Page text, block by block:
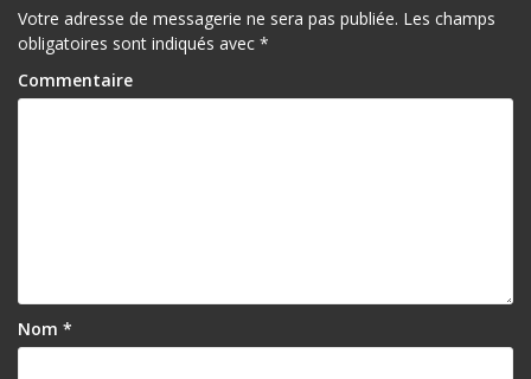
Votre adresse de messagerie ne sera pas publiée. Les champs
obligatoires sont indiqués avec *
Commentaire
Nom *